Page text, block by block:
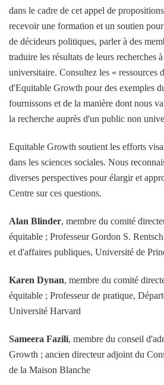
dans le cadre de cet appel de
recevoir une formation et un soutien
de décideurs politiques, parler à des
traduire les résultats de leurs recherches
universitaire. Consultez les « ressources
d'Equitable Growth pour des exemples
fournissons et de la manière dont nous
la recherche auprès d'un public non
Equitable Growth soutient les efforts
dans les sciences sociales. Nous
diverses perspectives pour élargir et
Centre sur ces questions.
Alan Blinder, membre du comité
équitable ; Professeur Gordon S.
et d'affaires publiques, Université de
Karen Dynan, membre du comité
équitable ; Professeur de pratique,
Université Harvard
Sameera Fazili, membre du conseil
Growth ; ancien directeur adjoint du
de la Maison Blanche